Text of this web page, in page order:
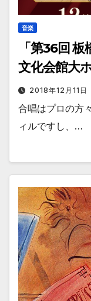
音楽
「第36回
文化会館大
2018年12月11日
合唱はプロの方
ィルですし、…